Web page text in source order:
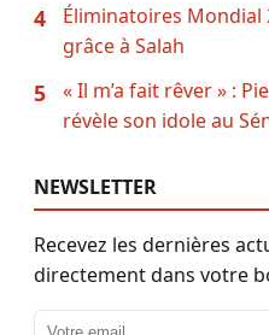
4
Éliminatoires Mondial
grâce à Salah
5
« Il m’a fait rêver » :
révèle son idole au
NEWSLETTER
Recevez les dernières
directement dans votre
Adresse email